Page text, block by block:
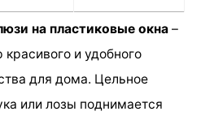
на пластиковые окна –
и удобного
для дома. Цельное
или лозы поднимается